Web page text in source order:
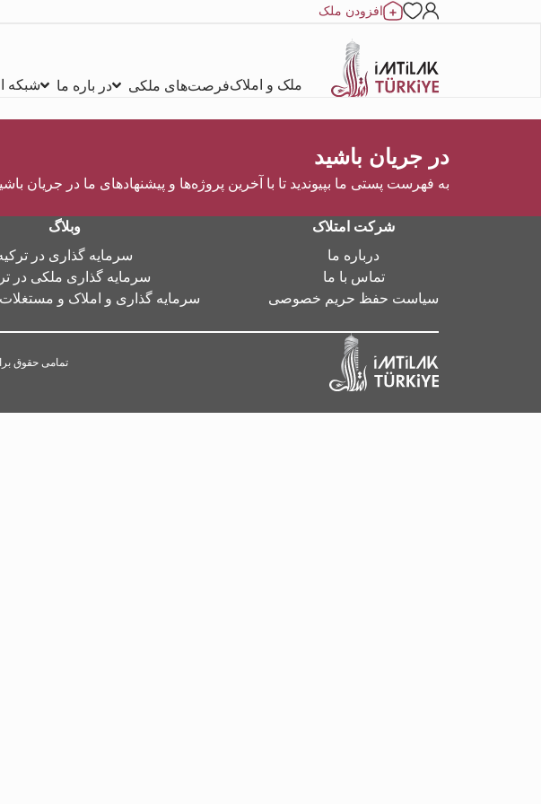
افزودن ملک
ملک و املاکفرصت‌های ملکی در باره ما شبکه
در جریان باشید
به فهرست پستی ما بپیوندید تا با آخرین پروژه‌ها و پیشنهادهای ما در جریان
شرکت امتلاک
درباره ما
تماس با ما
سیاست حفظ حریم خصوصی
وبلاگ
سرمایه گذاری در
سرمایه گذاری ملکی در
سرمایه گذاری و املاک و مستغلات
تمامی حقوق